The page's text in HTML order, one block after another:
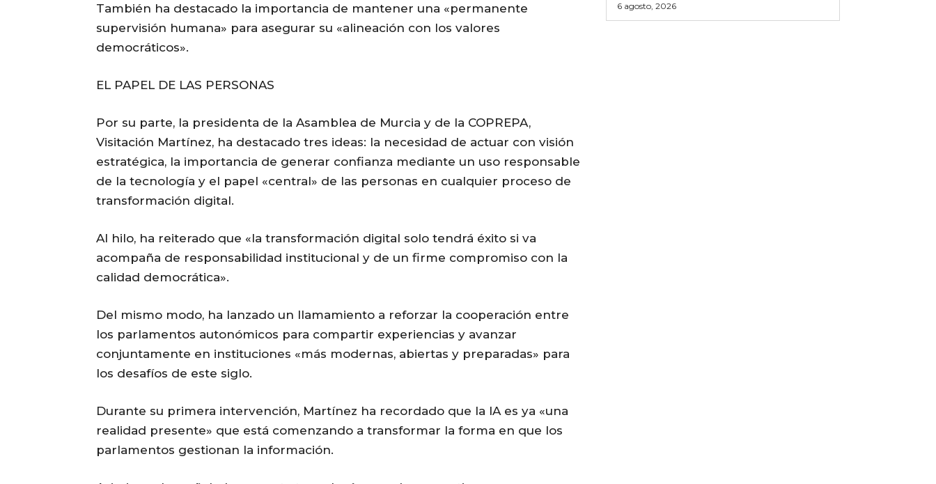
También ha destacado la importancia de mantener una «permanente
supervisión humana» para asegurar su «alineación con los valores
democráticos».
EL PAPEL DE LAS PERSONAS
Por su parte, la presidenta de la Asamblea de Murcia y de la COPREPA,
Visitación Martínez, ha destacado tres ideas: la necesidad de actuar con visión
estratégica, la importancia de generar confianza mediante un uso responsable
de la tecnología y el papel «central» de las personas en cualquier proceso de
transformación digital.
Al hilo, ha reiterado que «la transformación digital solo tendrá éxito si va
acompaña de responsabilidad institucional y de un firme compromiso con la
calidad democrática».
Del mismo modo, ha lanzado un llamamiento a reforzar la cooperación entre
los parlamentos autonómicos para compartir experiencias y avanzar
conjuntamente en instituciones «más modernas, abiertas y preparadas» para
los desafíos de este siglo.
Durante su primera intervención, Martínez ha recordado que la IA es ya «una
realidad presente» que está comenzando a transformar la forma en que los
parlamentos gestionan la información.
6 agosto, 2026